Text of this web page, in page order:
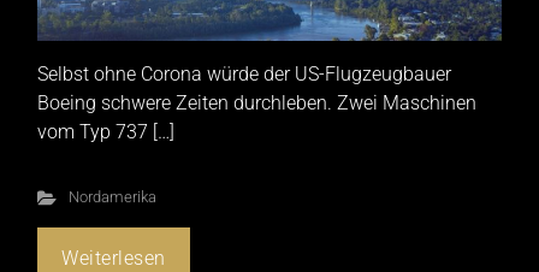
Selbst ohne Corona würde der US-Flugzeugbauer
Boeing schwere Zeiten durchleben. Zwei Maschinen
vom Typ 737 […]
Nordamerika
Weiterlesen